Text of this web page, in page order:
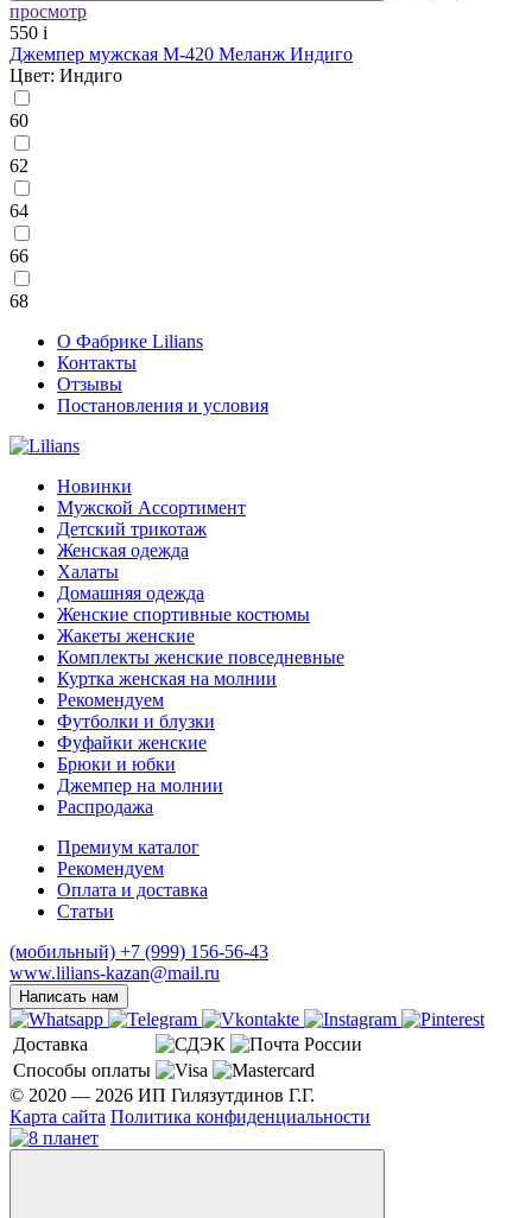
просмотр
550 i
Джемпер мужская М-420 Меланж Индиго
Цвет: Индиго
60
62
64
66
68
О Фабрике Lilians
Контакты
Отзывы
Постановления и условия
Новинки
Мужской Ассортимент
Детcкий трикотаж
Женская одежда
Халаты
Домашняя одежда
Женские спортивные костюмы
Жакеты женские
Комплекты женские повседневные
Куртка женская на молнии
Рекомендуем
Футболки и блузки
Фуфайки женские
Брюки и юбки
Джемпер на молнии
Распродажа
Премиум каталог
Рекомендуем
Оплата и доставка
Статьи
(мобильный) +7 (999) 156-56-43
www.lilians-kazan@mail.ru
Написать нам
Доставка
Способы оплаты
© 2020 — 2026 ИП Гилязутдинов Г.Г.
Карта сайта Политика конфиденциальности